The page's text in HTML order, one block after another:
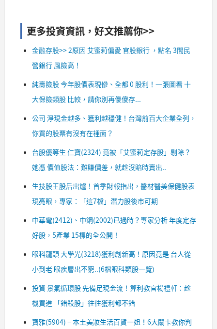
更多投資資訊，好文推薦你>>
金融存股>> 2原因 艾蜜莉偏愛 官股銀行 ，點名 3間民
營銀行 風險高！
純壽險股 今年股價表現慘、全都 0 股利！一張圖看 十
大保險類股 比較，請你別再傻傻存...
公司 淨現金越多、獲利越穩健！台灣前百大企業全列，
你買的股票有沒有在裡面？
台股優等生 仁寶(2324) 竟被「艾蜜莉定存股」剔除？
她憑 價值股法：難賺價差，就趁沒賠時賣出..
生技股王股后出爐！首季財報指出，醫材醫美保健股表
現亮眼，專家：「這7檔」潛力股後市可期
中華電(2412)、中鋼(2002)已過時？專家分析 年度定存
好股，5產業 15標的全公開！
眼科龍頭 大學光(3218)獲利創新高！原因竟是 台人從
小到老 眼疾層出不窮..(6檔眼科類股一覽)
投資 景氣循環股 先備足現金流！算利教官楊禮軒：趁
機買進 「錯殺股」往往獲利都不錯
寶雅(5904) – 本土美妝生活百貨一姐！6大關卡教你判